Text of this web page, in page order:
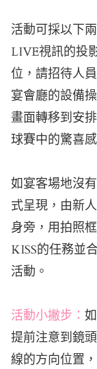
活動可採以下
LIVE視訊的投
位，請招待人
宴會廳的設備
畫面轉移到安
球賽中的驚喜感
如宴客場地沒
式呈現，由新
身旁，用拍照
KISS的任務並
活動。
活動小撇步：
提前注意到鏡
線的方向位置